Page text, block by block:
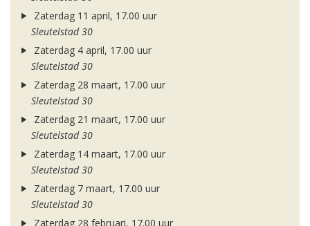
Zaterdag 11 april, 17.00 uur
Sleutelstad 30
Zaterdag 4 april, 17.00 uur
Sleutelstad 30
Zaterdag 28 maart, 17.00 uur
Sleutelstad 30
Zaterdag 21 maart, 17.00 uur
Sleutelstad 30
Zaterdag 14 maart, 17.00 uur
Sleutelstad 30
Zaterdag 7 maart, 17.00 uur
Sleutelstad 30
Zaterdag 28 februari, 17.00 uur